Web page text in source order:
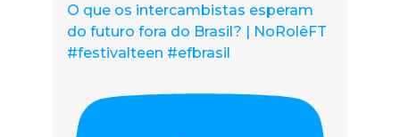
O que os intercambistas esperam
do futuro fora do Brasil? | NoRolêFT
#festivalteen #efbrasil